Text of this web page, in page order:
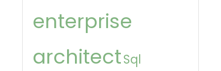
enterprise
architectSql